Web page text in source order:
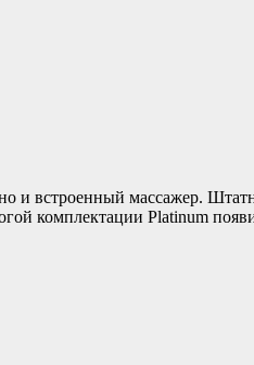
и встроенный массажер.
комплектации Platinum